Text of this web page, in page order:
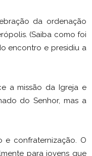
da ordenação
(Saiba como foi
encontro e presidiu a
a missão da Igreja e
do Senhor, mas a
confraternização. O
para jovens que